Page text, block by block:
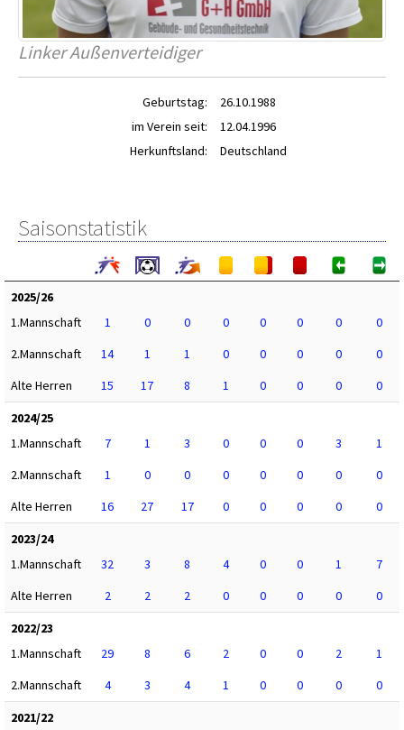
Linker Außenverteidiger
Geburtstag:
26.10.1988
im Verein seit:
12.04.1996
Herkunftsland:
Deutschland
Saisonstatistik
2025/26
1.Mannschaft
1 0 0 0 0 0 0
0
2.Mannschaft
14 1 1 0 0 0 0
0
Alte Herren
15 17 8 1 0 0 0
0
2024/25
1.Mannschaft
7 1 3 0 0 0 3
1
2.Mannschaft
1 0 0 0 0 0 0
0
Alte Herren
16 27 17 0 0 0 0
0
2023/24
1.Mannschaft
32 3 8 4 0 0 1
7
Alte Herren
2 2 2 0 0 0 0
0
2022/23
1.Mannschaft
29 8 6 2 0 0 2
1
2.Mannschaft
4 3 4 1 0 0 0
0
2021/22